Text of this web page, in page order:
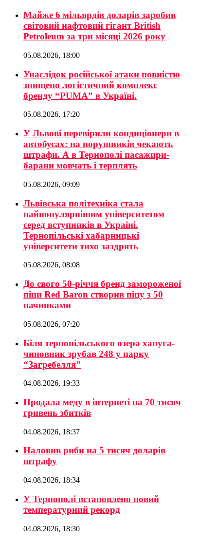
Майже 6 мільярдів доларів заробив
світовий нафтовий гігант British
Petroleum за три місяці 2026 року
05.08.2026, 18:00
Унаслідок російської атаки повністю
знищено логістичний комплекс
бренду “PUMA” в Україні.
05.08.2026, 17:20
У Львові перевірили кондиціонери в
автобусах: на порушників чекають
штрафи. А в Тернополі пасажири-
барани мовчать і терплять
05.08.2026, 09:09
Львівська політехніка стала
найпопулярнішим університетом
серед вступників в Україні.
Тернопільські хабарницькі
університети тихо заздрять
05.08.2026, 08:08
До свого 50-річчя бренд замороженої
піци Red Baron створив піцу з 50
начинками
05.08.2026, 07:20
Біля тернопільського озера хапуга-
чиновник зрубав 248 у парку
“Загребелля”
04.08.2026, 19:33
Продала меду в інтернеті на 70 тисяч
гривень збитків
04.08.2026, 18:37
Наловив риби на 5 тисяч доларів
штрафу
04.08.2026, 18:34
У Тернополі встановлено новий
температурний рекорд
04.08.2026, 18:30